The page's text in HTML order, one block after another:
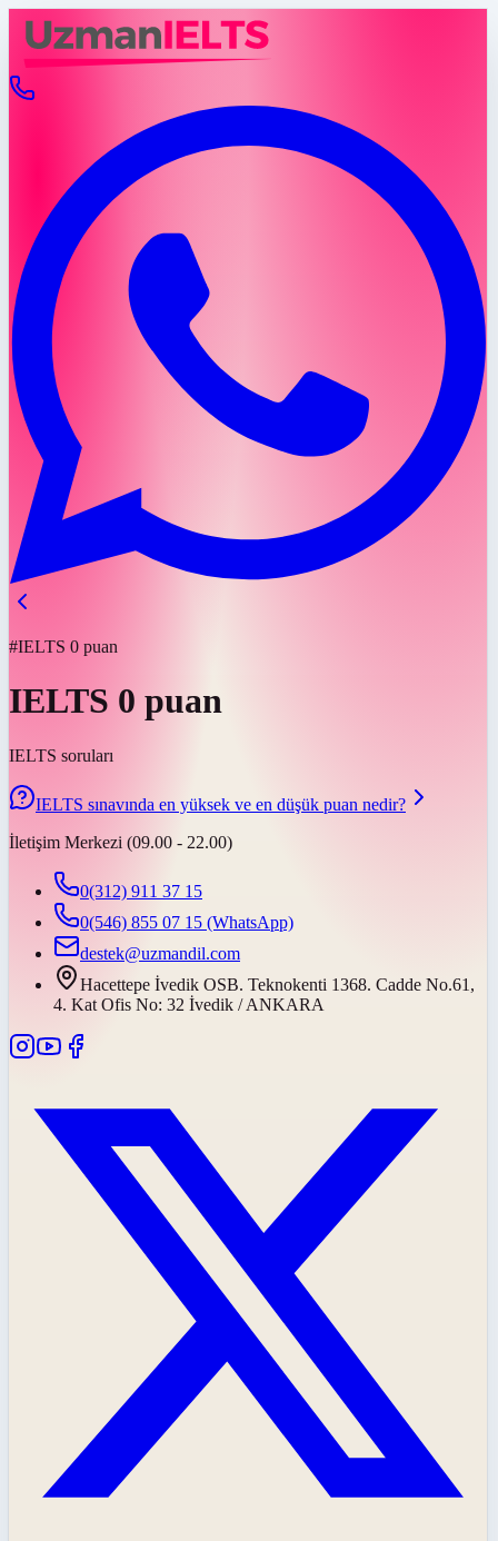
#IELTS 0 puan
IELTS 0 puan
IELTS soruları
IELTS sınavında en yüksek ve en düşük puan nedir?
İletişim Merkezi (09.00 - 22.00)
0(312) 911 37 15
0(546) 855 07 15 (WhatsApp)
destek@uzmandil.com
Hacettepe İvedik OSB. Teknokenti 1368. Cadde No.61,
4. Kat Ofis No: 32 İvedik / ANKARA